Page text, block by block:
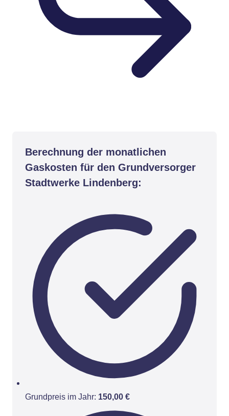
Berechnung der monatlichen
Gaskosten für den Grundversorger
Stadtwerke Lindenberg:
Grundpreis im Jahr: 150,00 €